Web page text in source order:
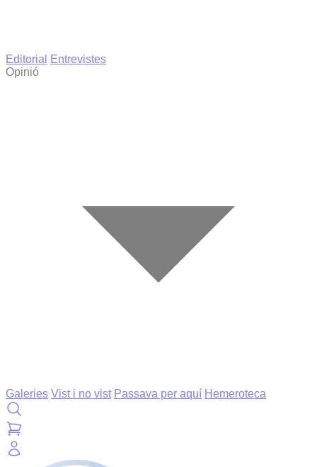
Editorial
Entrevistes
Opinió
Galeries Vist i no vist Passava per aquí Hemeroteca